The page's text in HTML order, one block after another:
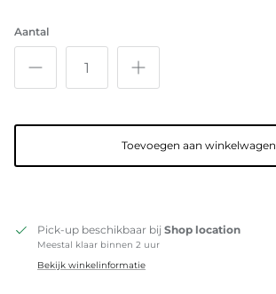
Aantal
Toevoegen aan winkelwagen
Pick-up beschikbaar bij Shop location
Meestal klaar binnen 2 uur
Bekijk winkelinformatie